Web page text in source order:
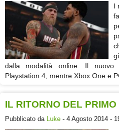
I
dalla modalità online. Il
Playstation 4, mentre Xbox One e
IL RITORNO DEL
Pubblicato da Luke - 4 Agosto 2014 -